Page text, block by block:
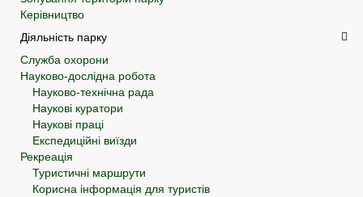
Керівництво
Діяльність парку
Служба охорони
Науково-дослідна робота
Науково-технічна рада
Наукові куратори
Наукові праці
Експедиційні виїзди
Рекреація
Туристичні маршрути
Корисна інформація для туристів